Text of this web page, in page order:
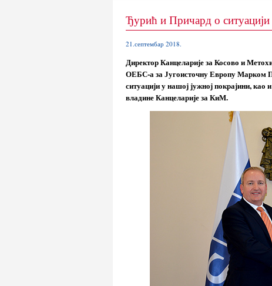
Ђурић и Причард о
21.септембар 2018.
Директор Канцеларије за Косово и
ОЕБС-а за Југоисточну Европу Марком
ситуацији у нашој јужној покрајини,
владине Канцеларије за КиМ.